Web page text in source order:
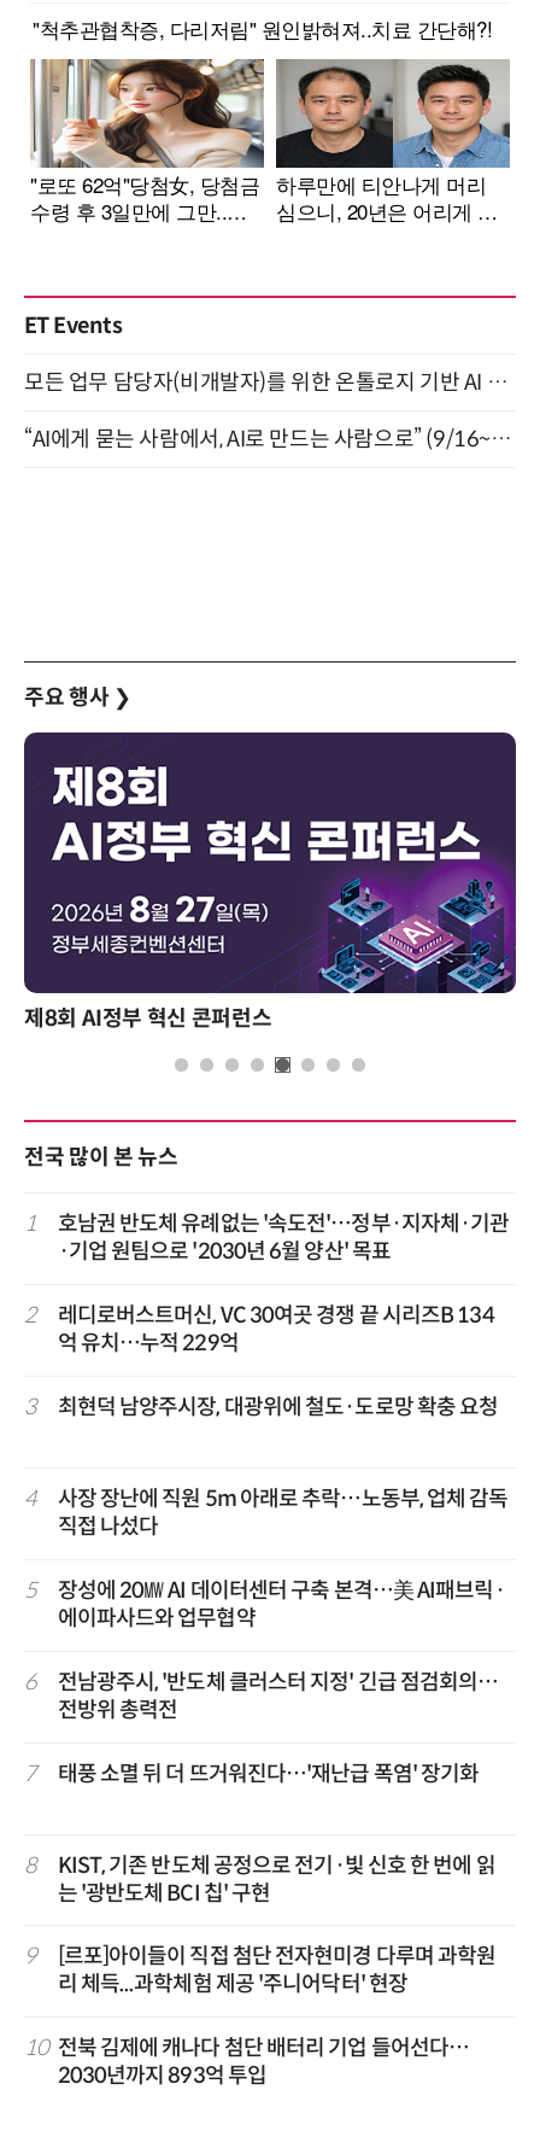
ET Events
모든 업무 담당자(비개발자)를 위한 온톨로지 기반 AI 지식체계 설계 1-day 워크숍 8월 20일 개최
“AI에게 묻는 사람에서, AI로 만드는 사람으로” (9/16~17)
주요 행사 ❯
성과를 만드는 AI 에이전트 운영 전략 및 사례
전국 많이 본 뉴스
1
호남권 반도체 유례없는 '속도전'…정부·지자체·기관
·기업 원팀으로 '2030년 6월 양산' 목표
2
레디로버스트머신, VC 30여곳 경쟁 끝 시리즈B 134
억 유치…누적 229억
3 최현덕 남양주시장, 대광위에 철도·도로망 확충 요청
4
사장 장난에 직원 5m 아래로 추락…노동부, 업체 감독
직접 나섰다
5
장성에 20㎿ AI 데이터센터 구축 본격…美 AI패브릭·
에이파사드와 업무협약
6
전남광주시, '반도체 클러스터 지정' 긴급 점검회의…
전방위 총력전
7 태풍 소멸 뒤 더 뜨거워진다…'재난급 폭염' 장기화
8
KIST, 기존 반도체 공정으로 전기·빛 신호 한 번에 읽
는 '광반도체 BCI 칩' 구현
9
[르포]아이들이 직접 첨단 전자현미경 다루며 과학원
리 체득...과학체험 제공 '주니어닥터' 현장
10 전북 김제에 캐나다 첨단 배터리 기업 들어선다…
2030년까지 893억 투입